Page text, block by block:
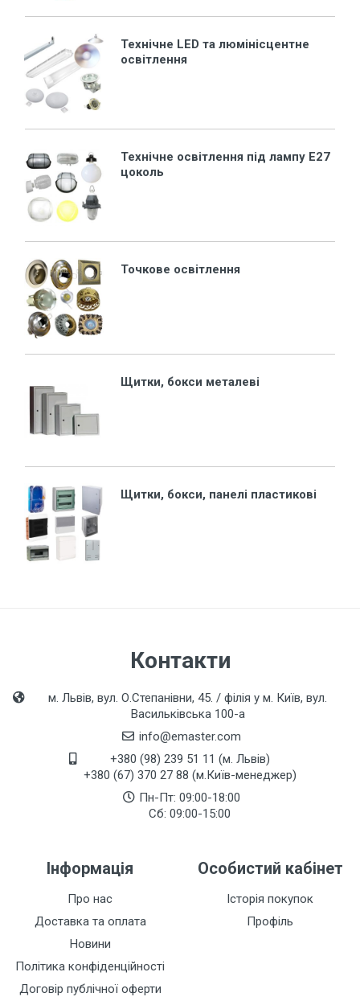
Технічне LED та люмінісцентне
освітлення
Технічне освітлення під лампу Е27
цоколь
Точкове освітлення
Щитки, бокси металеві
Щитки, бокси, панелі пластикові
Контакти
м. Львів, вул. О.Степанівни, 45. / філія у м. Київ, вул.
Васильківська 100-а
info@emaster.com
+380 (98) 239 51 11 (м. Львів)
+380 (67) 370 27 88 (м.Київ-менеджер)
Пн-Пт: 09:00-18:00
Сб: 09:00-15:00
Інформація
Про нас
Доставка та оплата
Новини
Політика конфіденційності
Договір публічної оферти
Особистий кабінет
Історія покупок
Профіль